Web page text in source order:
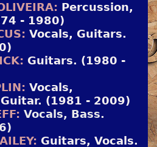
Percussion,
- 1980)
Vocals, Guitars.
Guitars. (1980 -
Vocals,
(1981 - 2009)
Vocals, Bass.
Guitars, Vocals.